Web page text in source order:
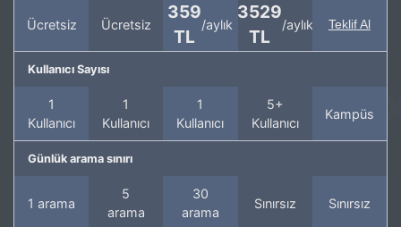
Ücretsiz Ücretsiz
359
TL
/aylık
3529
TL
/aylık Teklif Al
Kullanıcı Sayısı
1
Kullanıcı
1
Kullanıcı
1
Kullanıcı
5+
Kullanıcı
Kampüs
Günlük arama sınırı
1 arama
5
arama
30
arama
Sınırsız Sınırsız